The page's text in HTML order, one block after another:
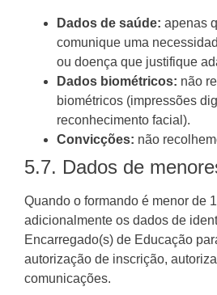
Dados de saúde: apenas
comunique uma
ou doença que justifique
Dados biométricos: não
biométricos (impressões
reconhecimento facial).
Convicções: não
5.7. Dados de
Quando o formando é menor de
adicionalmente os dados de
Encarregado(s) de Educação
autorização de inscrição,
comunicações.